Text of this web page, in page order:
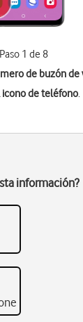
Paso 1 de 8
de buzón de
icono de teléfono.
información?